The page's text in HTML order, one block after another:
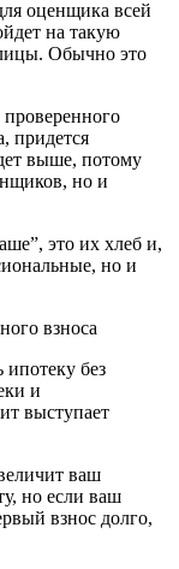
оценщика всей
на такую
Обычно это
придется
выше, потому
но и
это их хлеб и,
но и
без
и
выступает
ваш
но если ваш
взнос долго,